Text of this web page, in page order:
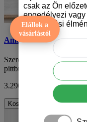
Amerikai pittbul mintás
Szereted a kutyákat és a
pittbul mintás bögrénk
3.290 Ft
ÁFA nélkül:
Kosárba
Elállok a
vásárlástól
csak az Ön
engedélyezi
böngészési